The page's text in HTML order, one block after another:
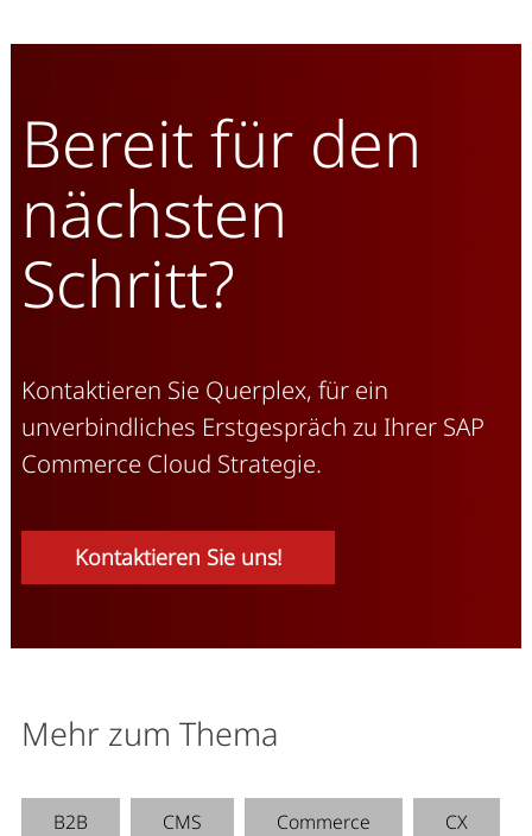
Bereit für den
nächsten
Schritt?
Kontaktieren Sie Querplex, für ein
unverbindliches Erstgespräch zu Ihrer SAP
Commerce Cloud Strategie.
Kontaktieren Sie uns!
Mehr zum Thema
B2B CMS Commerce CX